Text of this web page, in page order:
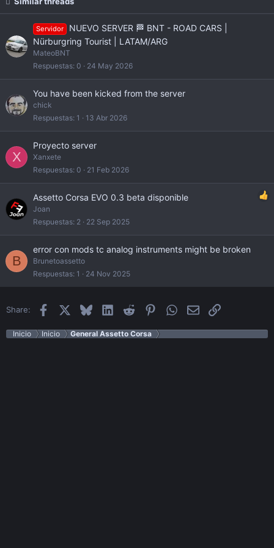
Servidor
NUEVO SERVER 🏁 BNT - ROAD CARS |
Nürburgring Tourist | LATAM/ARG
MateoBNT
Respuestas 0 24 May 2026
You have been kicked from the server
chick
Respuestas 1 13 Abr 2026
X
Proyecto server
Xanxete
Respuestas 0 21 Feb 2026
Assetto Corsa EVO 0.3 beta disponible
Joan
Respuestas 2 22 Sep 2025
B
error con mods tc analog instruments might be broken
Brunetoassetto
Respuestas 1 24 Nov 2025
Share: Facebook BlueskyLinkedInReddit PinterestWhatsApp
EmailEnlace
Inicio Inicio General Assetto Corsa